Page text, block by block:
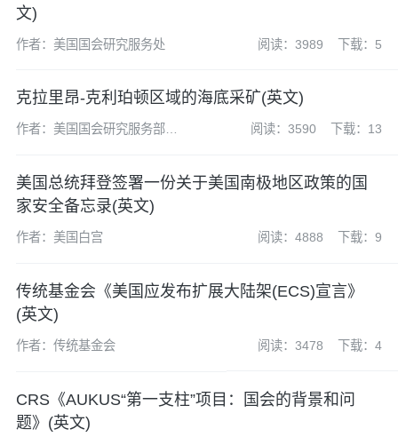
文)
作者：美国国会研究服务处 阅读：3989 下载：5
克拉里昂-克利珀顿区域的海底采矿(英文)
作者：美国国会研究服务部
阅读：3590 下载：13
美国总统拜登签署一份关于美国南极地区政策的国
家安全备忘录(英文)
作者：美国白宫 阅读：4888 下载：9
传统基金会《美国应发布扩展大陆架(ECS)宣言》
(英文)
作者：传统基金会 阅读：3478 下载：4
CRS《AUKUS“第一支柱”项目：国会的背景和问
题》(英文)